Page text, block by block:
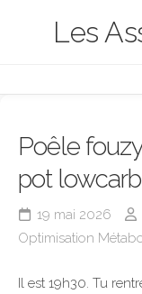
Les
Poêle
pot
19 mai 2026
Optimisation
Il est 19h30. Tu